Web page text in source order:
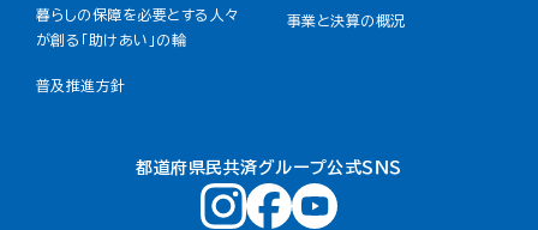
暮らしの保障を必要とする人々
が創る「助けあい」の輪
事業と決算の概況
普及推進方針
都道府県民共済グループ公式ＳＮＳ